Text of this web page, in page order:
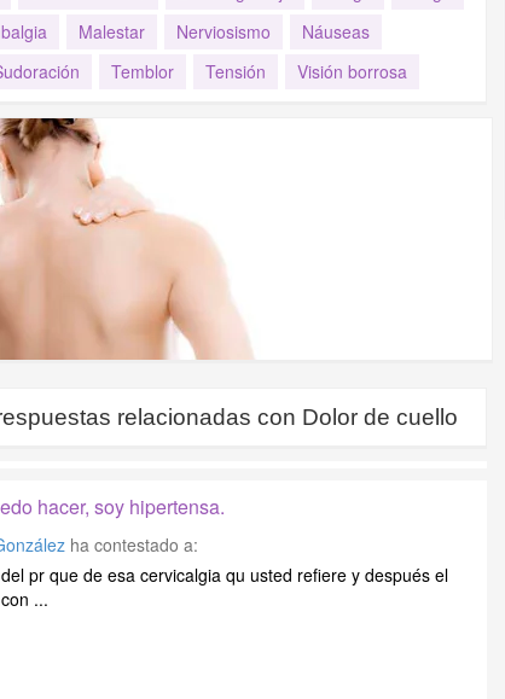
Malestar Nerviosismo
Náuseas
Temblor Tensión Visión borrosa
relacionadas con Dolor de cuello
hacer, soy hipertensa.
ha contestado a:
pr que de esa cervicalgia qu usted refiere y después el
...